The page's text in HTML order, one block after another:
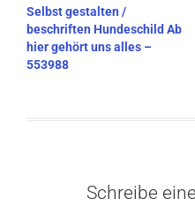
Beitragsnavigation
Selbst gestalten /
beschriften Hundeschild Ab
hier gehört uns alles –
553988
Schreibe